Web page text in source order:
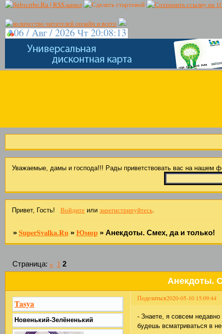
06 / Авг / 2026 Чт 20:08:14
Уважаемые, дамы и господа!!! Рады приветствовать вас на
Привет, Гость! Войдитеили зарегистрируйтесь.
» SuperSvalka.Ru » Юмор » Анекдоты. Смех, да и только!
Анекдоты.
Страница: « 1 2
Поделиться2020-05-10 15:09:44
Tasya
Новенький-Зелёненький
- Знаете, я совсем
будешь всматриваться в